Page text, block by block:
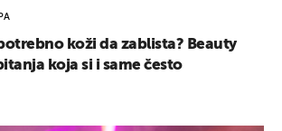
koži da zablista? Beauty
koja si i same često